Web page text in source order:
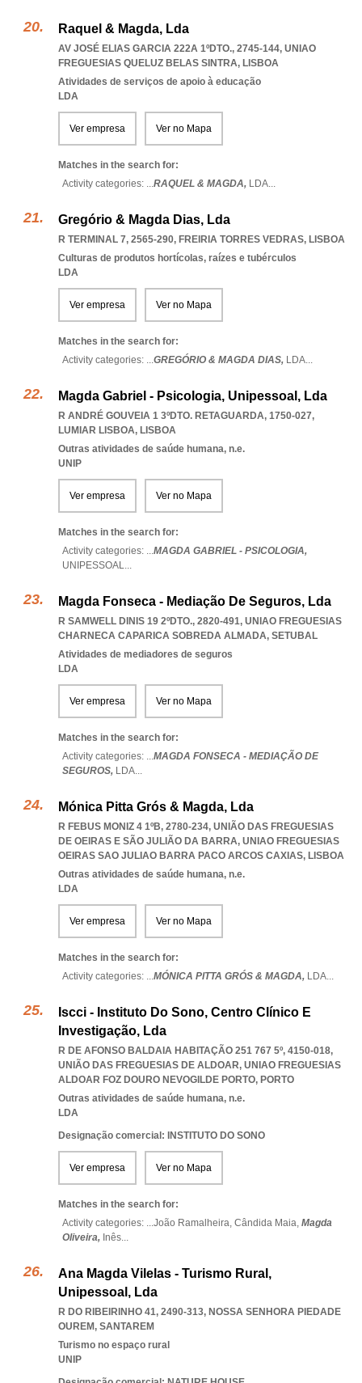
Raquel & Magda, Lda
AV JOSÉ ELIAS GARCIA 222A 1ºDTO., 2745-144, UNIAO
FREGUESIAS QUELUZ BELAS SINTRA, LISBOA
Atividades de serviços de apoio à educação
LDA
Ver empresa Ver no Mapa
Matches in the search for:
Activity categories: ...RAQUEL & MAGDA, LDA...
Gregório & Magda Dias, Lda
R TERMINAL 7, 2565-290, FREIRIA TORRES VEDRAS, LISBOA
Culturas de produtos hortícolas, raízes e tubérculos
LDA
Ver empresa Ver no Mapa
Matches in the search for:
Activity categories: ...GREGÓRIO & MAGDA DIAS, LDA...
Magda Gabriel - Psicologia, Unipessoal, Lda
R ANDRÉ GOUVEIA 1 3ºDTO. RETAGUARDA, 1750-027,
LUMIAR LISBOA, LISBOA
Outras atividades de saúde humana, n.e.
UNIP
Ver empresa Ver no Mapa
Matches in the search for:
Activity categories: ...MAGDA GABRIEL - PSICOLOGIA,
UNIPESSOAL...
Magda Fonseca - Mediação De Seguros, Lda
R SAMWELL DINIS 19 2ºDTO., 2820-491, UNIAO FREGUESIAS
CHARNECA CAPARICA SOBREDA ALMADA, SETUBAL
Atividades de mediadores de seguros
LDA
Ver empresa Ver no Mapa
Matches in the search for:
Activity categories: ...MAGDA FONSECA - MEDIAÇÃO DE
SEGUROS, LDA...
Mónica Pitta Grós & Magda, Lda
R FEBUS MONIZ 4 1ºB, 2780-234, UNIÃO DAS FREGUESIAS
DE OEIRAS E SÃO JULIÃO DA BARRA, UNIAO FREGUESIAS
OEIRAS SAO JULIAO BARRA PACO ARCOS CAXIAS, LISBOA
Outras atividades de saúde humana, n.e.
LDA
Ver empresa Ver no Mapa
Matches in the search for:
Activity categories: ...MÓNICA PITTA GRÓS & MAGDA, LDA...
Iscci - Instituto Do Sono, Centro Clínico E
Investigação, Lda
R DE AFONSO BALDAIA HABITAÇÃO 251 767 5º, 4150-018,
UNIÃO DAS FREGUESIAS DE ALDOAR, UNIAO FREGUESIAS
ALDOAR FOZ DOURO NEVOGILDE PORTO, PORTO
Outras atividades de saúde humana, n.e.
LDA
Designação comercial: INSTITUTO DO SONO
Ver empresa Ver no Mapa
Matches in the search for:
Activity categories: ...João Ramalheira, Cândida Maia, Magda
Oliveira, Inês...
Ana Magda Vilelas - Turismo Rural,
Unipessoal, Lda
R DO RIBEIRINHO 41, 2490-313, NOSSA SENHORA PIEDADE
OUREM, SANTAREM
Turismo no espaço rural
UNIP